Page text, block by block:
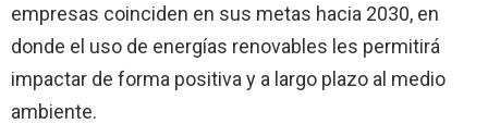
empresas coinciden en sus metas hacia 2030, en
donde el uso de energías renovables les permitirá
impactar de forma positiva y a largo plazo al medio
ambiente.